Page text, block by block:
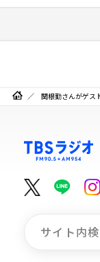
関根勤さんがゲス